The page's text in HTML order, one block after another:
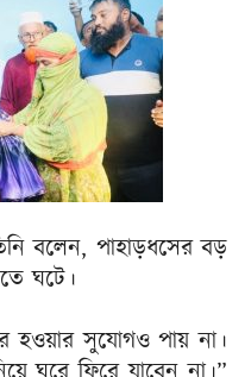
বলেন, পাহাড়ধসের বড়
ঘটে।
হওয়ার সুযোগও পায় না।